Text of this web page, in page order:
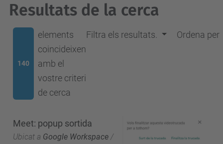
Resultats de la cerca
140
elements
coincideixen
amb el
vostre criteri
de cerca
Filtra els resultats. Ordena per
Meet: popup sortida
Ubicat a Google Workspace /